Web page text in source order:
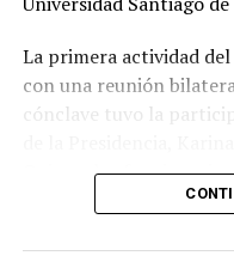
La primera actividad
con una reunión
cónclave tuvo la
Quirno, los
Gobierno en esta gira